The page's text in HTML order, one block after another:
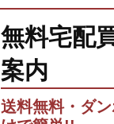
無料宅配
案内
送料無料・ダ